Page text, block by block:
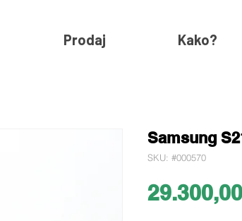
Prodaj Kako?
Samsung
SKU: #000570